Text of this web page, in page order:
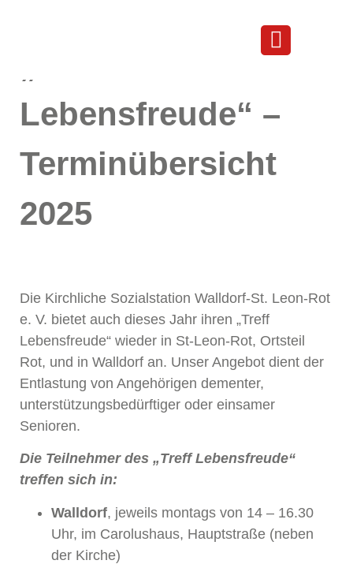
Termine „Treff Lebensfreude“
Lebensfreude“ –
Terminübersicht
2025
Die Kirchliche Sozialstation Walldorf-St. Leon-Rot
e. V. bietet auch dieses Jahr ihren „Treff
Lebensfreude“ wieder in St-Leon-Rot, Ortsteil
Rot, und in Walldorf an. Unser Angebot dient der
Entlastung von Angehörigen dementer,
unterstützungsbedürftiger oder einsamer
Senioren.
Die Teilnehmer des „Treff Lebensfreude“
treffen sich in:
Walldorf, jeweils montags von 14 – 16.30
Uhr, im Carolushaus, Hauptstraße (neben
der Kirche)